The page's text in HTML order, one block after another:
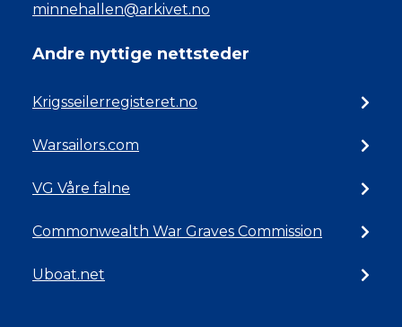
minnehallen@arkivet.no
Andre nyttige nettsteder
Krigsseilerregisteret.no
Warsailors.com
VG Våre falne
Commonwealth War Graves Commission
Uboat.net